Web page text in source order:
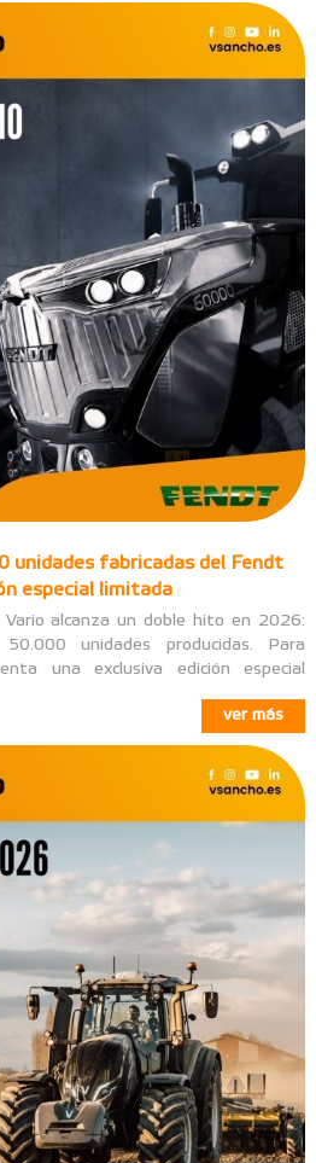
unidades fabricadas del Fendt
especial limitada
Vario alcanza un doble hito en 2026:
unidades producidas. Para
una exclusiva edición especial
ver más